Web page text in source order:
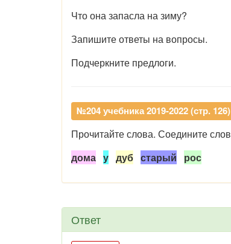
Что она запасла на зиму?
Запишите ответы на вопросы.
Подчеркните предлоги.
№204 учебника 2019-2022 (стр.
Прочитайте слова. Соедините
дома у дуб старый рос
Ответ